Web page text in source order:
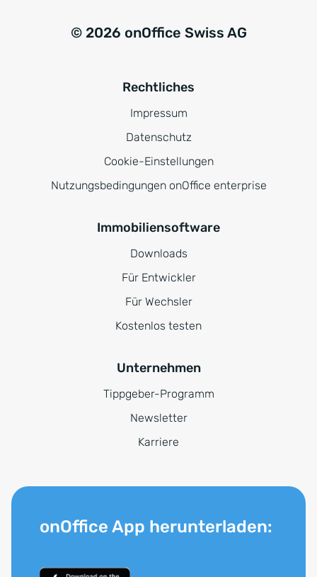
© 2026 onOffice Swiss AG
Rechtliches
Impressum
Datenschutz
Cookie-Einstellungen
Nutzungsbedingungen onOffice enterprise
Immobiliensoftware
Downloads
Für Entwickler
Für Wechsler
Kostenlos testen
Unternehmen
Tippgeber-Programm
Newsletter
Karriere
onOffice App herunterladen: